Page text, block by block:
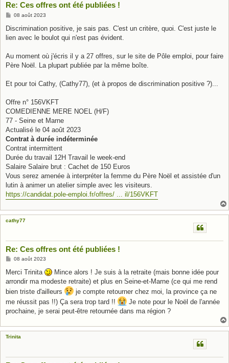
Re: Ces offres ont été publiées !
M
s
a
08 août 2023
Discrimination positive, je sais pas. C'est un critère, quoi. C'est juste le
lien avec le boulot qui n'est pas évident.
Au moment où j'écris il y a 27 offres, sur le site de Pôle emploi, pour faire
Père Noël. La plupart publiée par la même boîte.
Et pour toi Cathy, (Cathy77), (et à propos de discrimination positive ?)...
Offre n° 156VKFT
COMEDIENNE MERE NOEL (H/F)
77 - Seine et Marne
Actualisé le 04 août 2023
Contrat à durée indéterminée
Contrat intermittent
Durée du travail 12H Travail le week-end
Salaire Salaire brut : Cachet de 150 Euros
Vous serez amenée à interpréter la femme du Père Noël et assistée d'un
lutin à animer un atelier simple avec les visiteurs.
https://candidat.pole-emploi.fr/offres/ ... il/156VKFT
cathy77
Re: Ces offres ont été publiées !
M
s
a
e
08 août 2023
Merci Trinita
Mince alors ! Je suis à la retraite (mais bonne idée pour
arrondir ma modeste retraite) et plus en Seine-et-Marne (ce qui me rend
bien triste d'ailleurs
je compte retourner chez moi, la province ça ne
me réussit pas !!) Ça sera trop tard !!
Je note pour le Noël de l'année
prochaine, je serai peut-être retournée dans ma région ?
Trinita